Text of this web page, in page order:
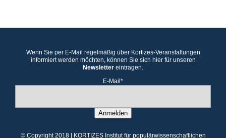
Wenn Sie per E-Mail regelmäßig über Kortizes-Veranstaltungen
informiert werden möchten, können Sie sich hier für unseren
Newsletter eintragen.
E-Mail*
Anmelden
© Copyright 2018 | KORTIZES Institut für populärwissenschaftlichen